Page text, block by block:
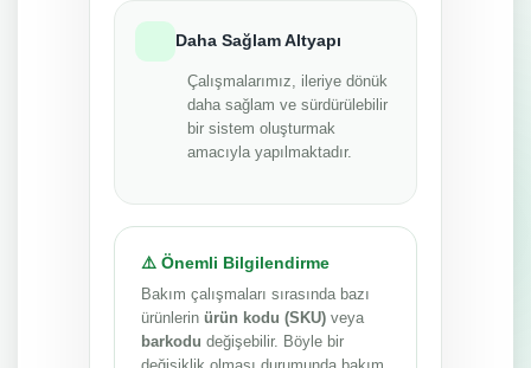
Daha Sağlam Altyapı
Çalışmalarımız, ileriye dönük
daha sağlam ve sürdürülebilir
bir sistem oluşturmak
amacıyla yapılmaktadır.
⚠️ Önemli Bilgilendirme
Bakım çalışmaları sırasında bazı
ürünlerin ürün kodu (SKU) veya
barkodu değişebilir. Böyle bir
değişiklik olması durumunda bakım